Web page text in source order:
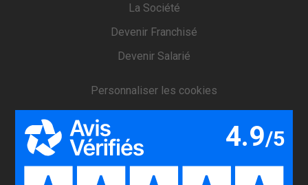
La Société
Devenir Franchisé
Devenir Salarié
Personnaliser les cookies